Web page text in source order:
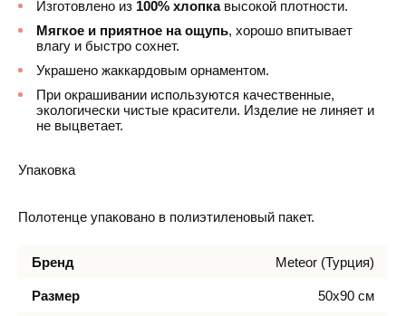
Изготовлено из 100% хлопкавысокой плотности.
Мягкое и приятное на ощупь, хорошо впитывает
влагу и быстро сохнет.
Украшено жаккардовым орнаментом.
При окрашивании используются качественные,
экологически чистые красители. Изделие не линяет и
не выцветает.
Упаковка
Полотенце упаковано в полиэтиленовый пакет.
Бренд Meteor (Турция)
Размер 50х90 см